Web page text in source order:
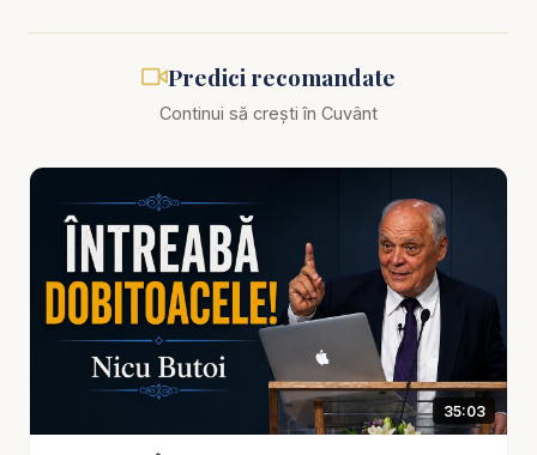
💖 „Rămâneți în dragoste!” este mai mult decât un
îndemn. Este porunca Domnului Isus pentru toți cei
care Îl urmează. Este esența credinței creștine,
nucleul vieții de ucenic, cheia unei relații autentice
plină de har și adâncime, pastorul Nicu Butoi ne
cheamă să ne ancorăm zilnic în dragostea divină,
să trăim sub umbrela iubirii lui Hristos și să lăsăm
această dragoste să ne modeleze gândurile,
cuvintele și faptele.
📖 Bazată pe cuvintele lui Isus din Ioan 15:9 –
„Rămâneți în dragostea Mea”, predica explorează
ce înseamnă această chemare: o viață marcată de
Predici recomandate
Continui să crești în Cuvânt
35:03